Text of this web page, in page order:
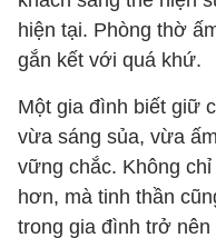
hiện tại. Phòng thờ
gắn kết với quá khứ.
Một gia đình biết giữ
vừa sáng sủa, vừa
vững chắc. Không
hơn, mà tinh thần
trong gia đình trở nên